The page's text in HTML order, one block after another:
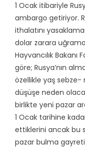
1 Ocak itibariyle
ambargo getiriyor.
ithalatını
dolar zarara
Hayvancılık Bakanı
göre; Rusya’nın
özellikle yaş
düşüşe neden
birlikte yeni pazar
1 Ocak tarihine
ettiklerini ancak bu
pazar bulma